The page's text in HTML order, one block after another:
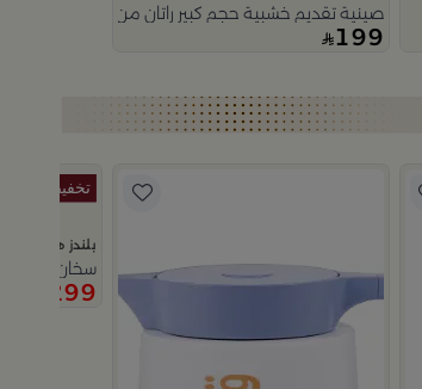
صينية تقديم خشبية حجم كبير راتان من اورورا
199
بلندز هوم
سخان طعام 3 لتر بني داكن بنقش الزهور من ملاذ
299